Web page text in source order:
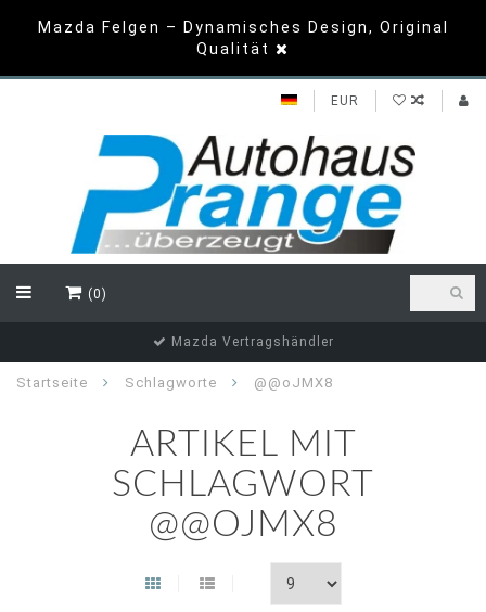
Mazda Felgen – Dynamisches Design, Original
Qualität
EUR
(0)
Top Bewertungen
Startseite Schlagworte @@oJMX8
ARTIKEL MIT
SCHLAGWORT
@@OJMX8